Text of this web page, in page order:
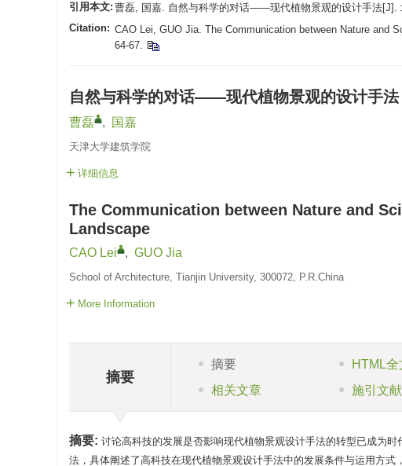
引用本文: 曹磊, 国嘉. 自然与科学的对话——现代植物景观的设计手法[J].
Citation: CAO Lei, GUO Jia. The Communication between Nature and
64-67.
自然与科学的对话——现代植物景观的设计手法
曹磊 , 国嘉
天津大学建筑学院
详细信息
The Communication between Nature and
Landscape
CAO Lei , GUO Jia
School of Architecture, Tianjin University, 300072, P.R.China
More Information
摘要
摘要 HTML全
相关文章
施引文献
摘要: 讨论高科技的发展是否影响现代植物景观设计手法的转型已成为
法，具体阐述了高科技在现代植物景观设计手法中的发展条件与运用方